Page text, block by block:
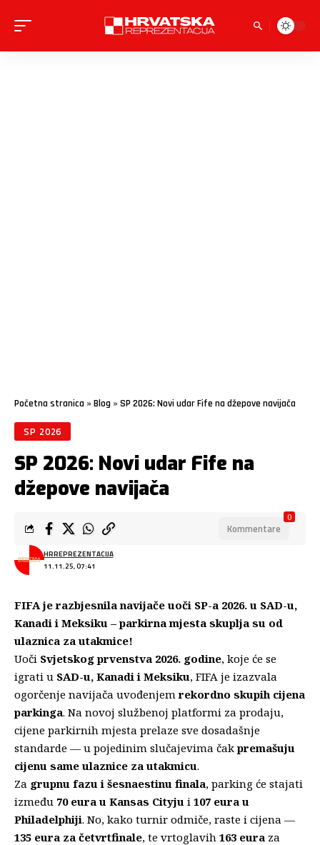
Početna stranica » Blog » SP 2026: Novi udar Fife na džepove navijača
SP 2026
SP 2026: Novi udar Fife na
džepove navijača
11.11.25, 07:41
HRREPREZENTACIJA
Kommentare
0
FIFA je razbjesnila navijače uoči SP-a 2026. u SAD-u,
Kanadi i Meksiku – parkirna mjesta skuplja su od
ulaznica za utakmice!
Uoči Svjetskog prvenstva 2026. godine, koje će se
igrati u SAD-u, Kanadi i Meksiku, FIFA je izazvala
ogorčenje navijača uvođenjemrekordno skupih cijena
parkinga. Na novoj službenoj platformi za prodaju,
cijene parkirnih mjesta prelaze sve dosadašnje
standarde — u pojedinim slučajevima čakpremašuju
cijenu same ulaznice za utakmicu.
Za grupnu fazu i šesnaestinu finala, parking će stajati
između 70 eura u Kansas Cityju i 107 eura u
Philadelphiji. No, kako turnir odmiče, raste i cijena —
135 eura za četvrtfinale, te vrtoglavih 163 eura za